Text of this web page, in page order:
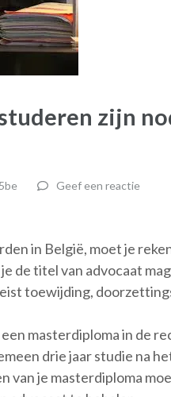
zijn
Geef een reactie
in België, moet je
de titel van advocaat
toewijding,
masterdiploma in de
drie jaar studie na
van je masterdiploma